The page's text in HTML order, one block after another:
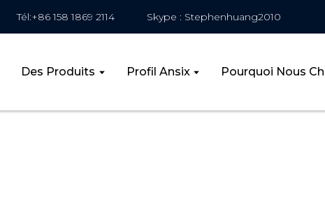
Tél:+86 158 1869 2114 Skype : Stephenhuang2010
Des Produits Profil Ansix Pourquoi Nous